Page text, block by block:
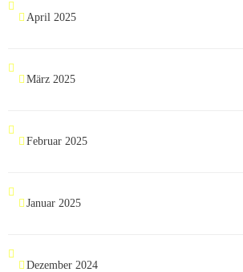
April 2025
März 2025
Februar 2025
Januar 2025
Dezember 2024